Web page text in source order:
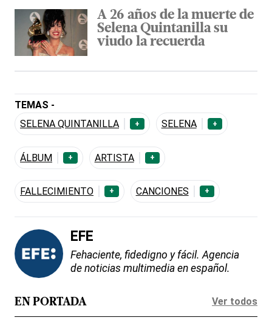
A 26 años de la muerte de
Selena Quintanilla su
viudo la recuerda
TEMAS -
SELENA QUINTANILLA
+ SELENA +
ÁLBUM + ARTISTA +
FALLECIMIENTO + CANCIONES +
EFE
Fehaciente, fidedigno y fácil. Agencia
de noticias multimedia en español.
EN PORTADA Ver todos